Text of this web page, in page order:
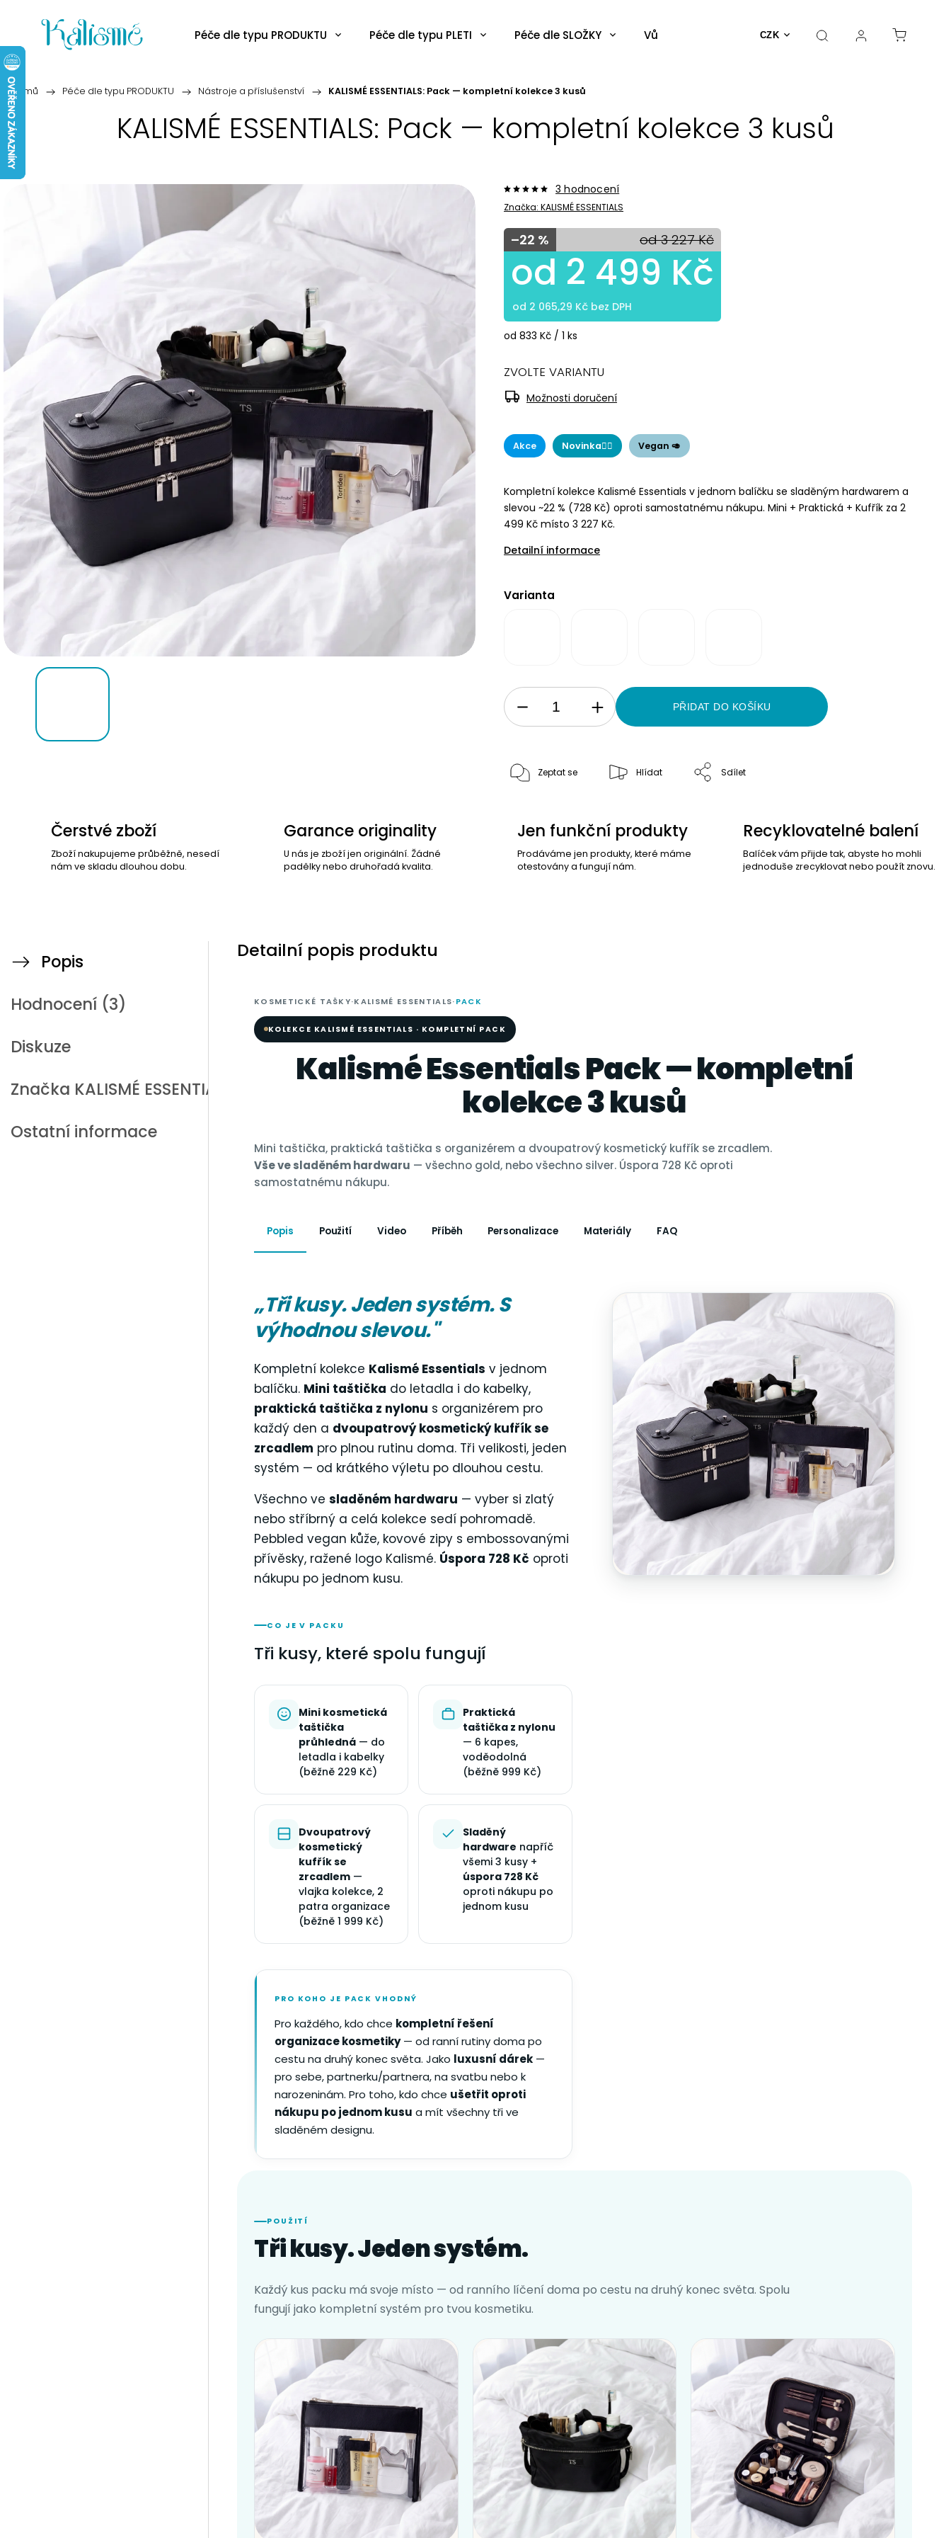
CZK
Péče dle typu PRODUKTU Péče dle typu PLETI Péče dle SLOŽKY Vůně a parfémy Dekorativní kosmetika
Domů / Péče dle typu PRODUKTU / Nástroje a příslušenství / KALISMÉ ESSENTIALS: Pack — kompletní kolekce 3 kusů
KALISMÉ ESSENTIALS: Pack — kompletní kolekce 3 kusů
Značka:KALISMÉ ESSENTIALS
3 hodnocení
od 3 227 Kč
–22 %
od 833 Kč / 1 ks
od 2 499 Kč
od 2 065,29 Kč bez DPH
Akce Novinka☝🏻 Vegan 🥑
Kompletní kolekce Kalismé Essentials v jednom balíčku se sladěným hardwarem a
slevou ~22 % (728 Kč) oproti samostatnému nákupu. Mini + Praktická + Kufřík za 2
499 Kč místo 3 227 Kč.
Detailní informace
Varianta
ZVOLTE VARIANTU
Možnosti doručení
PŘIDAT DO KOŠÍKU
Zeptat se Hlídat Sdílet
Čerstvé zboží
Zboží nakupujeme průběžně, nesedí
nám ve skladu dlouhou dobu.
Garance originality
U nás je zboží jen originální. Žádné
padělky nebo druhořadá kvalita.
Jen funkční produkty
Prodáváme jen produkty, které máme
otestovány a fungují nám.
Recyklovatelné balení
Balíček vám přijde tak, abyste ho mohli
jednoduše zrecyklovat nebo použít znovu.
Popis
Hodnocení (3)
Diskuze
Značka KALISMÉ ESSENTIALS
Ostatní informace
Detailní popis produktu
KOSMETICKÉ TAŠKY·KALISMÉ ESSENTIALS·PACK
KOLEKCE KALISMÉ ESSENTIALS · KOMPLETNÍ PACK
Kalismé Essentials Pack — kompletní
kolekce 3 kusů
Mini taštička, praktická taštička s organizérem a dvoupatrový kosmetický kufřík se zrcadlem.
Vše ve sladěném hardwaru — všechno gold, nebo všechno silver. Úspora 728 Kč oproti
samostatnému nákupu.
Popis Použití Video Příběh Personalizace Materiály FAQ
„Tři kusy. Jeden systém. S
výhodnou slevou."
Kompletní kolekce Kalismé Essentials v jednom
balíčku. Mini taštička do letadla i do kabelky,
praktická taštička z nylonu s organizérem pro
každý den a dvoupatrový kosmetický kufřík se
zrcadlem pro plnou rutinu doma. Tři velikosti, jeden
systém — od krátkého výletu po dlouhou cestu.
Všechno ve sladěném hardwaru — vyber si zlatý
nebo stříbrný a celá kolekce sedí pohromadě.
Pebbled vegan kůže, kovové zipy s embossovanými
přívěsky, ražené logo Kalismé. Úspora 728 Kč oproti
nákupu po jednom kusu.
CO JE V PACKU
Tři kusy, které spolu fungují
Mini kosmetická
taštička
průhledná — do
letadla i kabelky
(běžně 229 Kč)
Praktická
taštička z nylonu
— 6 kapes,
voděodolná
(běžně 999 Kč)
Dvoupatrový
kosmetický
kufřík se
zrcadlem —
vlajka kolekce, 2
patra organizace
(běžně 1 999 Kč)
Sladěný
hardware napříč
všemi 3 kusy +
úspora 728 Kč
oproti nákupu po
jednom kusu
PRO KOHO JE PACK VHODNÝ
Pro každého, kdo chce kompletní řešení
organizace kosmetiky— od ranní rutiny doma po
cestu na druhý konec světa. Jako luxusní dárek —
pro sebe, partnerku/partnera, na svatbu nebo k
narozeninám. Pro toho, kdo chce ušetřit oproti
nákupu po jednom kusu a mít všechny tři ve
sladěném designu.
POUŽITÍ
Tři kusy. Jeden systém.
Každý kus packu má svoje místo — od ranního líčení doma po cestu na druhý konec světa. Spolu
fungují jako kompletní systém pro tvou kosmetiku.